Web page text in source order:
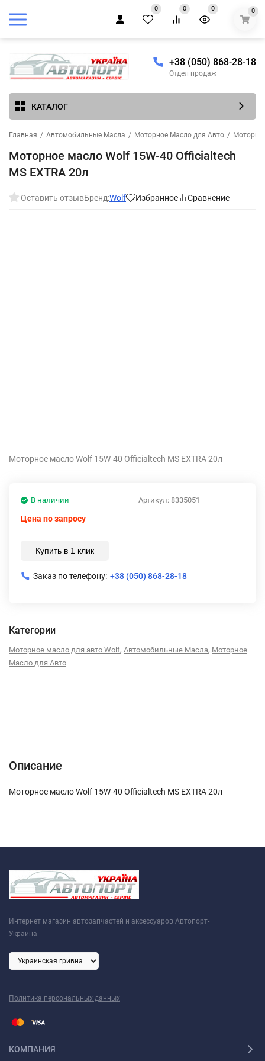
0 0 0 0
+38 (050) 868-28-18
Отдел продаж
КАТАЛОГ
Главная / Автомобильные Масла / Моторное Масло для Авто /
Моторное масло Wolf 15W-40 Officialtech
MS EXTRA 20л
Оставить отзывБренд:Wolf Избранное Сравнение
Моторное масло Wolf 15W-40 Officialtech MS EXTRA 20л
Артикул: 8335051
В наличии
Цена по запросу
Купить в 1 клик
Заказ по телефону: +38 (050) 868-28-18
Категории
Моторное масло для авто Wolf, Автомобильные Масла, Моторное
Масло для Авто
Описание
Моторное масло Wolf 15W-40 Officialtech MS EXTRA 20л
Интернет магазин автозапчастей и аксессуаров Автопорт-
Украина
Политика персональных данных
КОМПАНИЯ